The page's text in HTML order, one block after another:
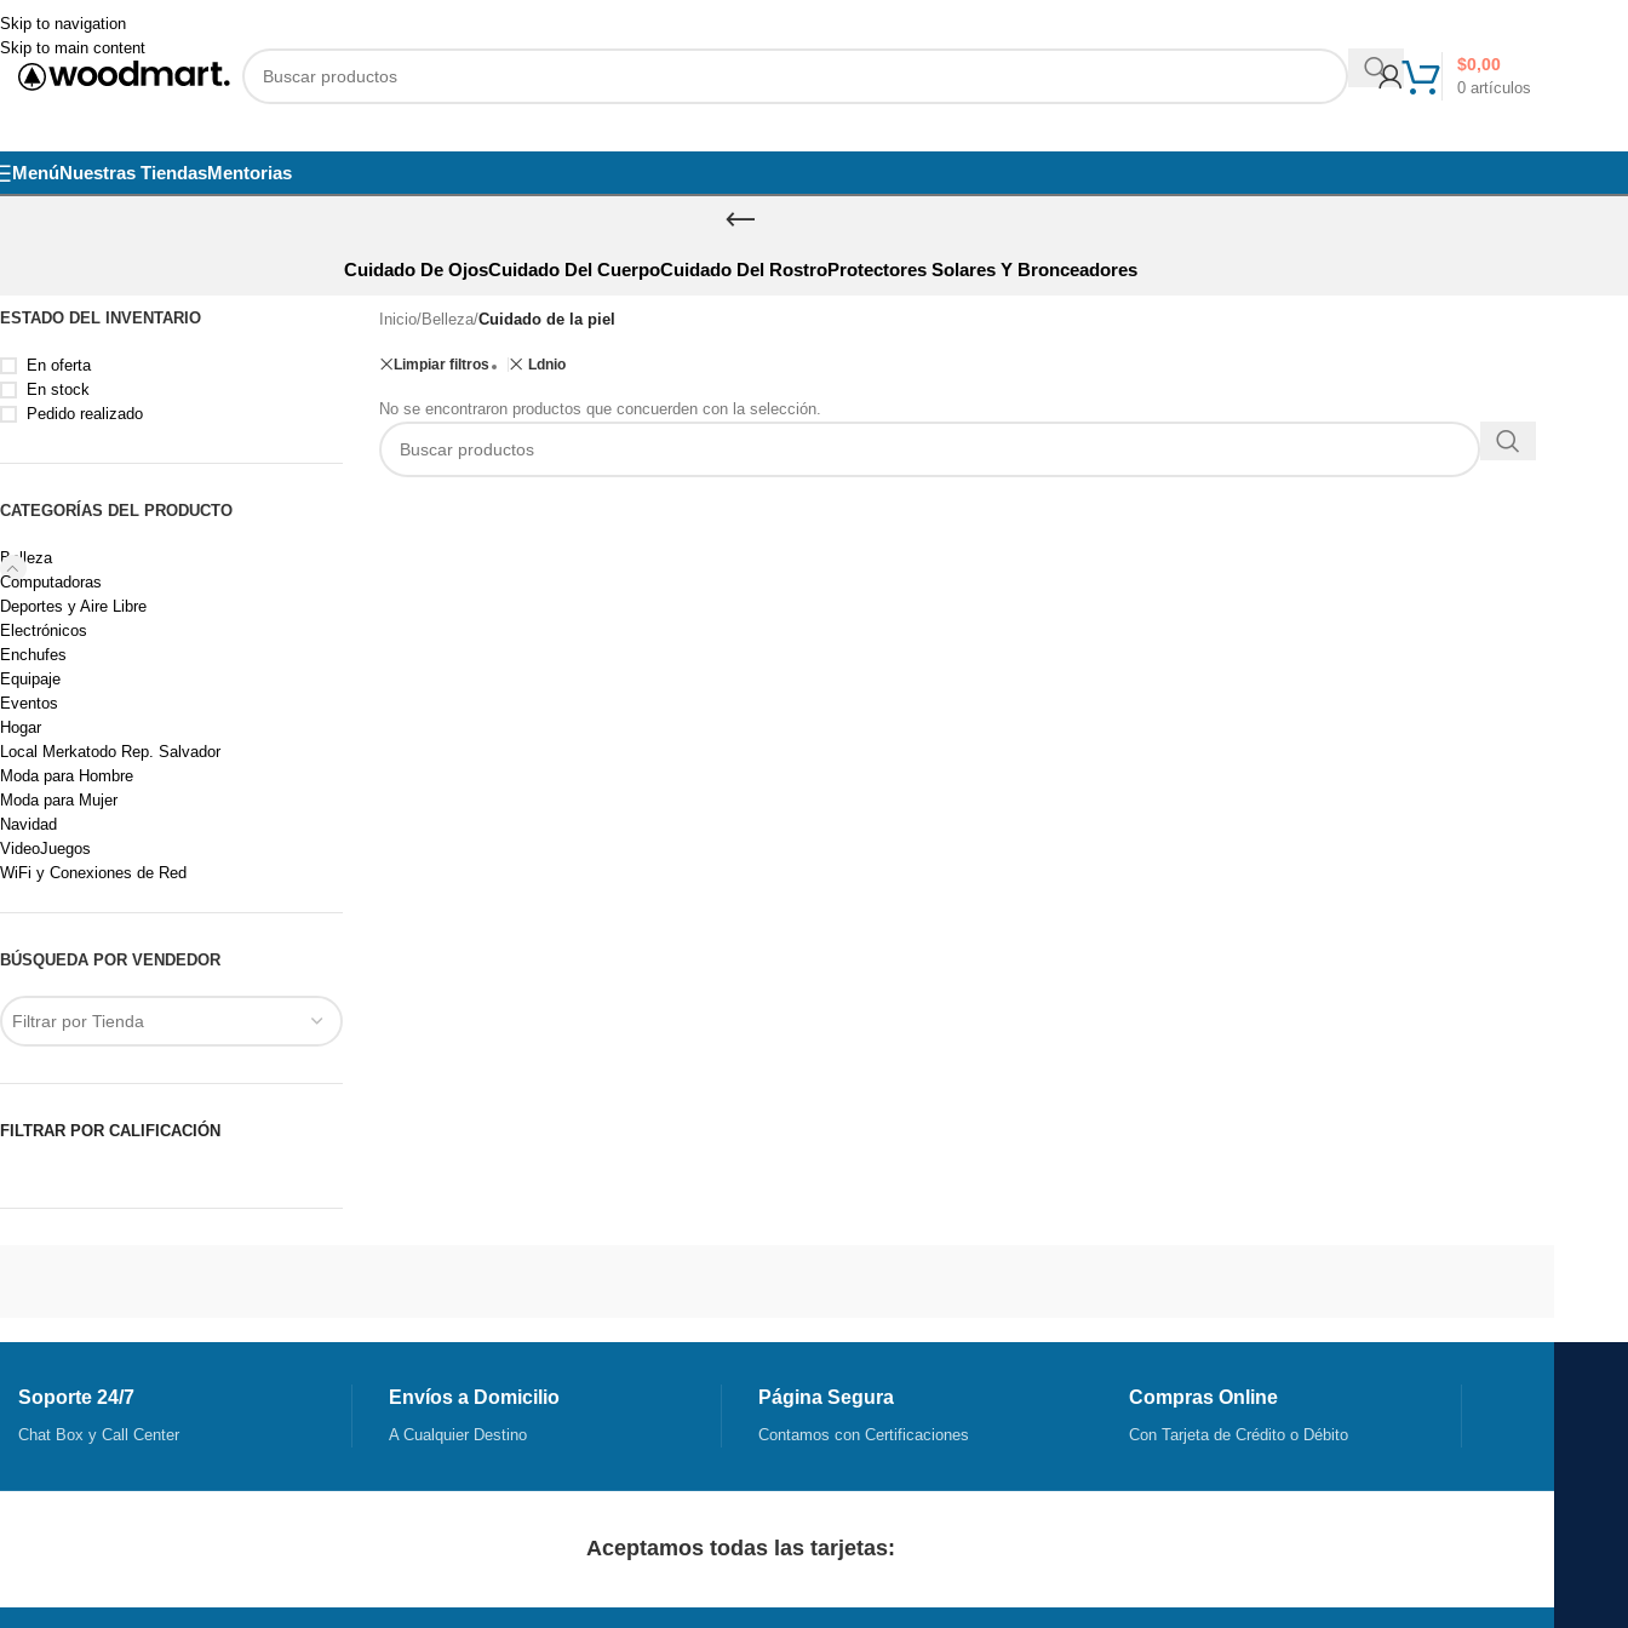
Skip to navigation
Skip to main content
0artículos
$0,00
MenúNuestras TiendasMentorias
Cuidado De OjosCuidado Del CuerpoCuidado Del RostroProtectores Solares Y Bronceadores
ESTADO DEL INVENTARIO
En oferta
En stock
Pedido realizado
CATEGORÍAS DEL PRODUCTO
Belleza
Computadoras
Deportes y Aire Libre
Electrónicos
Enchufes
Equipaje
Eventos
Hogar
Local Merkatodo Rep. Salvador
Moda para Hombre
Moda para Mujer
Navidad
VideoJuegos
WiFi y Conexiones de Red
BÚSQUEDA POR VENDEDOR
Filtrar por Tienda
FILTRAR POR CALIFICACIÓN
Inicio/Belleza/Cuidado de la piel
Limpiar filtros Ldnio
No se encontraron productos que concuerden con la selección.
Soporte 24/7
Chat Box y Call Center
Envíos a Domicilio
A Cualquier Destino
Página Segura
Contamos con Certificaciones
Compras Online
Con Tarjeta de Crédito o Débito
Aceptamos todas las tarjetas: